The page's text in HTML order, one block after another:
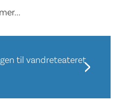
til vandreteateret